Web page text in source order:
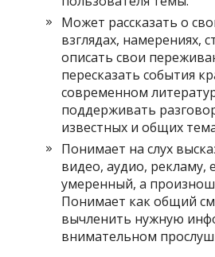
Может рассказать о
взглядах, намерениях,
описать свои
пересказать события
современном
поддерживать
известных и общих
Понимает на слух
видео, аудио, рекламу,
умеренный, а
Понимает как общий
вычленить нужную
внимательном